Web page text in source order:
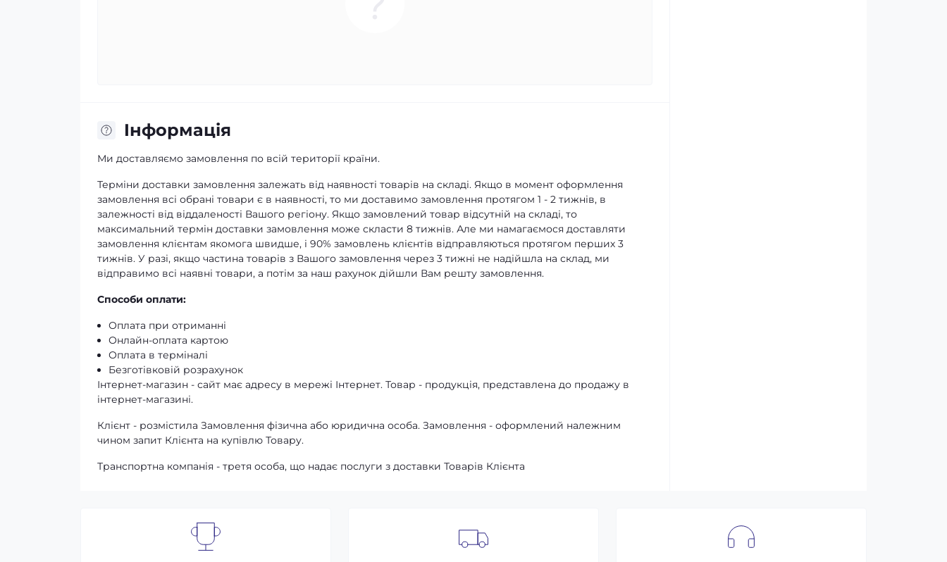
Iнформація
Ми доставляємо замовлення по всій території країни.
Терміни доставки замовлення залежать від наявності товарів на складі. Якщо в момент оформлення
замовлення всі обрані товари є в наявності, то ми доставимо замовлення протягом 1 - 2 тижнів, в
залежності від віддаленості Вашого регіону. Якщо замовлений товар відсутній на складі, то
максимальний термін доставки замовлення може скласти 8 тижнів. Але ми намагаємося доставляти
замовлення клієнтам якомога швидше, і 90% замовлень клієнтів відправляються протягом перших 3
тижнів. У разі, якщо частина товарів з Вашого замовлення через 3 тижні не надійшла на склад, ми
відправимо всі наявні товари, а потім за наш рахунок дійшли Вам решту замовлення.
Способи оплати:
Оплата при отриманні
Онлайн-оплата картою
Оплата в терміналі
Безготівковій розрахунок
Інтернет-магазин - сайт має адресу в мережі Інтернет. Товар - продукція, представлена ​​до продажу в
інтернет-магазині.
Клієнт - розмістила Замовлення фізична або юридична особа. Замовлення - оформлений належним
чином запит Клієнта на купівлю Товару.
Транспортна компанія - третя особа, що надає послуги з доставки Товарів Клієнта